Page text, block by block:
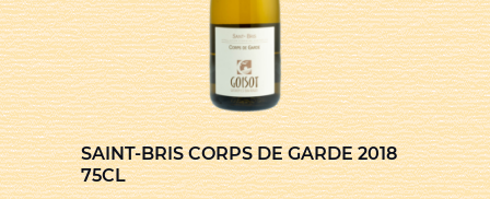
SAINT-BRIS CORPS DE GARDE 2018
75CL